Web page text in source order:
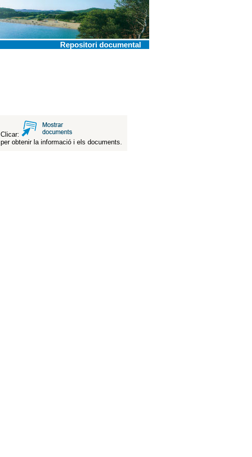
Repositori documental
Clicar:
per obtenir la informació i els documents.